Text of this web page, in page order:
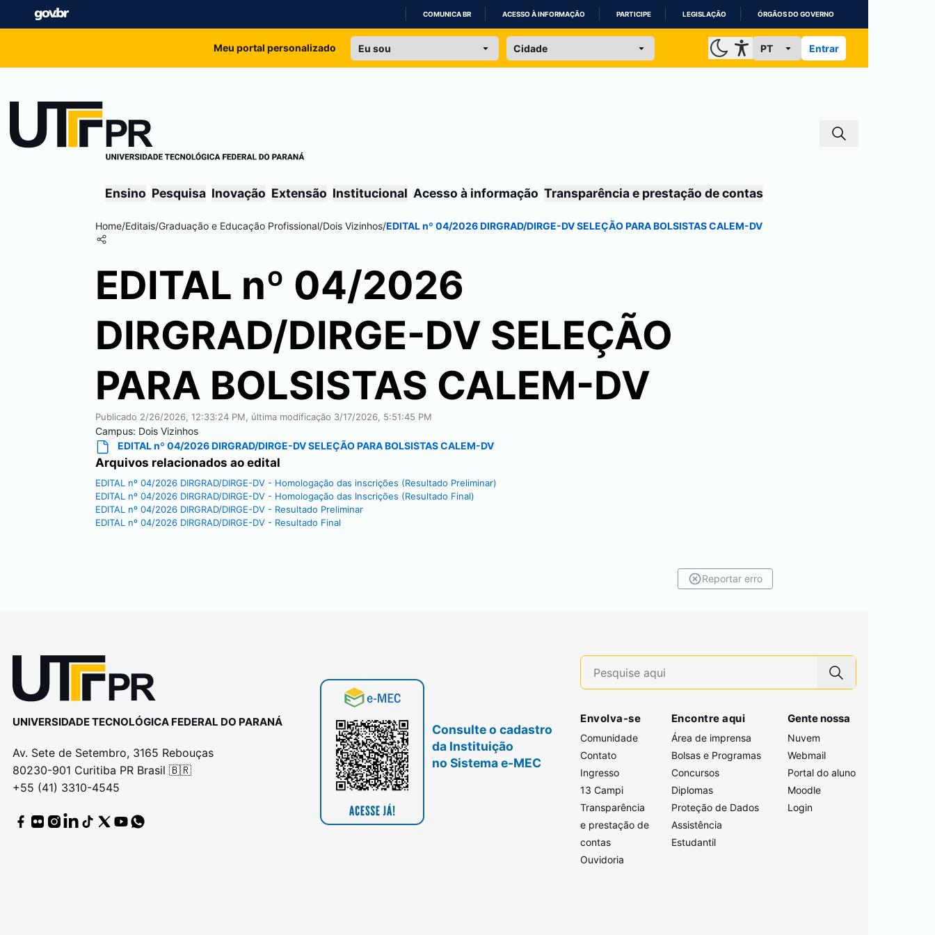
IR
COMUNICA BR ACESSO À INFORMAÇÃO PARTICIPE LEGISLAÇÃO ÓRGÃOS DO GOVERNO
Meu portal personalizado Entrar
Ensino Pesquisa Inovação Extensão Institucional Acesso à informação Transparência e prestação de contas
Home/Editais/Graduação e Educação Profissional/Dois Vizinhos/EDITAL nº 04/2026 DIRGRAD/DIRGE-DV SELEÇÃO PARA BOLSISTAS CALEM-DV
EDITAL nº 04/2026
DIRGRAD/DIRGE-DV SELEÇÃO
PARA BOLSISTAS CALEM-DV
Publicado 2/26/2026, 12:33:24 PM , última modificação 3/17/2026, 5:51:45 PM
Campus: Dois Vizinhos
EDITAL nº 04/2026 DIRGRAD/DIRGE-DV SELEÇÃO PARA BOLSISTAS CALEM-DV
Arquivos relacionados ao edital
EDITAL nº 04/2026 DIRGRAD/DIRGE-DV - Homologação das inscrições (Resultado Preliminar)
EDITAL nº 04/2026 DIRGRAD/DIRGE-DV - Homologação das Inscrições (Resultado Final)
EDITAL nº 04/2026 DIRGRAD/DIRGE-DV - Resultado Preliminar
EDITAL nº 04/2026 DIRGRAD/DIRGE-DV - Resultado Final
Reportar erro
UNIVERSIDADE TECNOLÓGICA FEDERAL DO PARANÁ
Av. Sete de Setembro, 3165 Rebouças
80230-901 Curitiba PR Brasil 🇧🇷
+55 (41) 3310-4545
Consulte o cadastro
da Instituição
no Sistema e-MEC
Envolva-se
Comunidade
Contato
Ingresso
13 Campi
Transparência
e prestação de
contas
Ouvidoria
Encontre aqui
Área de imprensa
Bolsas e Programas
Concursos
Diplomas
Proteção de Dados
Assistência
Estudantil
Gente nossa
Nuvem
Webmail
Portal do aluno
Moodle
Login